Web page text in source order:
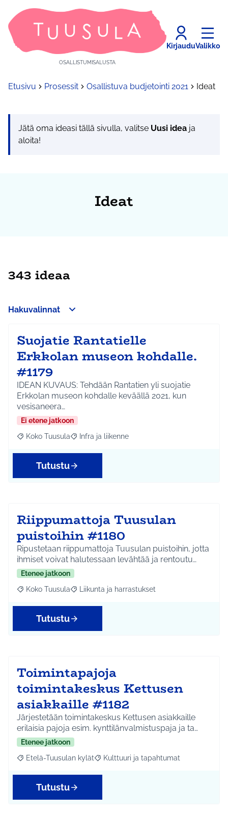
OSALLISTUMISALUSTA
KirjauduValikko
Etusivu Prosessit Osallistuva budjetointi 2021 Ideat
Jätä oma ideasi tällä sivulla, valitse Uusi idea ja
aloita!
Ideat
343 ideaa
Hakuvalinnat
Suojatie Rantatielle
Erkkolan museon kohdalle.
#1179
IDEAN KUVAUS: Tehdään Rantatien yli suojatie
Erkkolan museon kohdalle keväällä 2021, kun
vesisaneera…
Ei etene jatkoon
Rajaa tulokset aihepiirin mukaan: Koko Tuusula
Koko Tuusula Rajaa tulokset teeman mukaan: Infra ja liikenne
Infra ja liikenne
Tutustu
Riippumattoja Tuusulan
puistoihin #1180
Ripustetaan riippumattoja Tuusulan puistoihin, jotta
ihmiset voivat halutessaan levähtää ja rentoutu…
Etenee jatkoon
Rajaa tulokset aihepiirin mukaan: Koko Tuusula
Koko Tuusula Rajaa tulokset teeman mukaan: Liikunta ja
Liikunta ja harrastukset
Tutustu
Toimintapajoja
toimintakeskus Kettusen
asiakkaille #1182
Järjestetään toimintakeskus Kettusen asiakkaille
erilaisia pajoja esim. kynttilänvalmistuspaja ja ta…
Etenee jatkoon
Rajaa tulokset aihepiirin mukaan: Etelä-Tuusulan kylät
Etelä-Tuusulan kylät Rajaa tulokset teeman mukaan:
Kulttuuri ja tapahtumat
Tutustu